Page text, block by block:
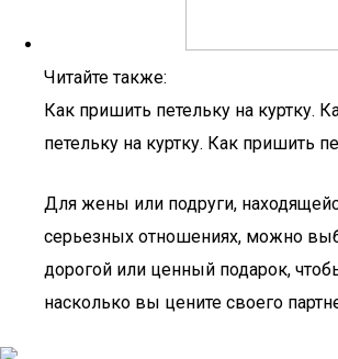
Читайте также:
Как пришить петельку на куртку.
петельку на куртку. Как пришить
Для жены или подруги,
серьезных отношениях, можно
дорогой или ценный подарок,
насколько вы цените своего